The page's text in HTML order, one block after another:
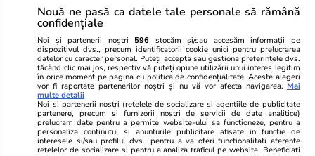
ANM a emis pentru sâmbătă
noi avertizări de fenomene
meteo extreme: furtuni
puternice, dar și caniculă în
următoarele ore
Știri România 10:00
Nouă ne pasă ca datele tale personale să rămână
confidențiale
Noi și partenerii noștri 596 stocăm și/sau accesăm informații pe
dispozitivul dvs., precum identificatorii cookie unici pentru prelucrarea
datelor cu caracter personal. Puteți accepta sau gestiona preferințele dvs.
făcând clic mai jos, respectiv vă puteți opune utilizării unui interes legitim
în orice moment pe pagina cu politica de confidențialitate. Aceste alegeri
vor fi raportate partenerilor noștri și nu vă vor afecta navigarea. Mai
multe detalii
Noi si partenerii nostri (retelele de socializare si agentiile de publicitate
partenere, precum si furnizorii nostri de servicii de date analitice)
prelucram date pentru a permite website-ului sa functioneze, pentru a
personaliza continutul si anunturile publicitare afisate in functie de
interesele si/sau profilul dvs., pentru a va oferi functionalitati aferente
retelelor de socializare si pentru a analiza traficul pe website. Beneficiati